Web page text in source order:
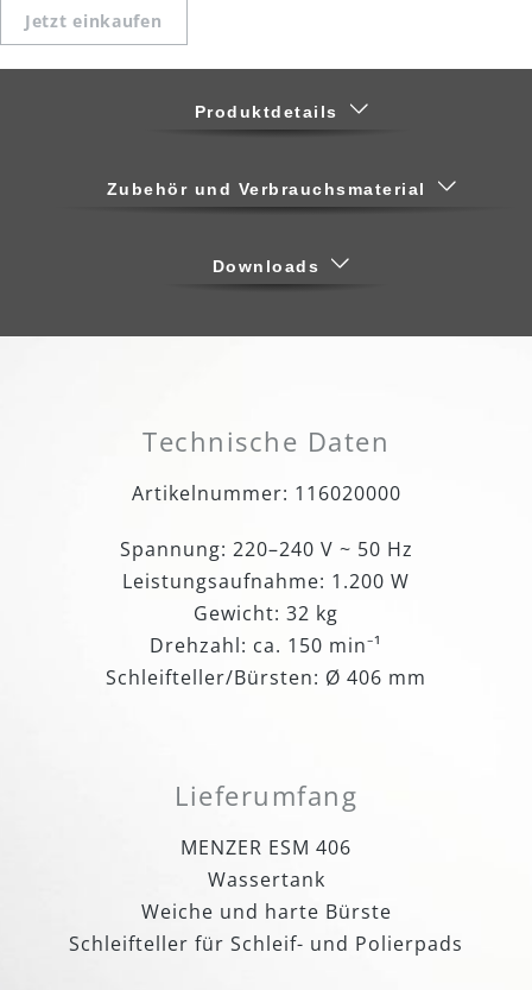
Jetzt einkaufen
Produktdetails
Zubehör und Verbrauchsmaterial
Downloads
Technische Daten
Artikelnummer: 116020000
Spannung: 220–240 V ~ 50 Hz
Leistungsaufnahme: 1.200 W
Gewicht: 32 kg
Drehzahl: ca. 150 min⁻¹
Schleifteller/Bürsten: Ø 406 mm
Lieferumfang
MENZER ESM 406
Wassertank
Weiche und harte Bürste
Schleifteller für Schleif- und Polierpads